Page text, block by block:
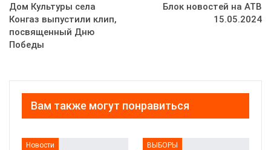
Дом Культуры села
Конгаз выпустили клип,
посвященный Дню
Победы
Блок новостей на АТВ
15.05.2024
Вам также могут понравиться
Новости ВЫБОРЫ